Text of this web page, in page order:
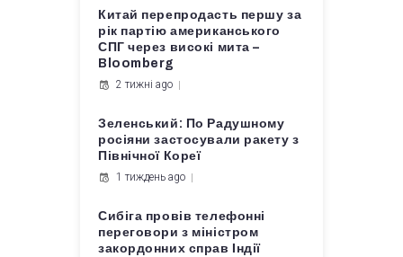
Китай перепродасть першу за
рік партію американського
СПГ через високі мита –
Bloomberg
2 тижні ago
Зеленський: По Радушному
росіяни застосували ракету з
Північної Кореї
1 тиждень ago
Сибіга провів телефонні
переговори з міністром
закордонних справ Індії